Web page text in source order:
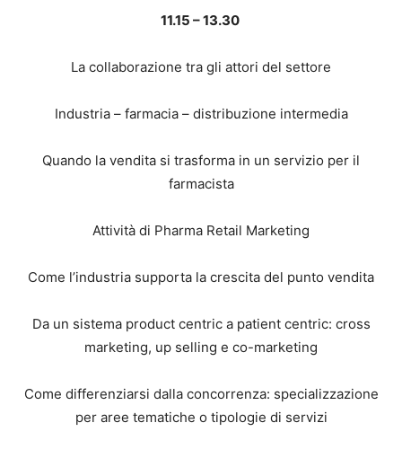
11.15 – 13.30
La collaborazione tra gli attori del settore
Industria – farmacia – distribuzione intermedia
Quando la vendita si trasforma in un servizio per il
farmacista
Attività di Pharma Retail Marketing
Come l’industria supporta la crescita del punto vendita
Da un sistema product centric a patient centric: cross
marketing, up selling e co-marketing
Come differenziarsi dalla concorrenza: specializzazione
per aree tematiche o tipologie di servizi